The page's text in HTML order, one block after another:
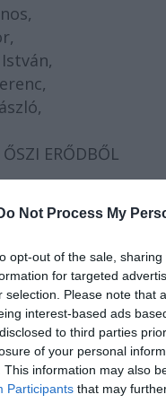
Not Process My
opt-out of the sale,
for targeted
selection. Please note that
interest-based ads
to third parties
of your personal
This information may also
Participants that may
ERŐDBŐL
BŰVÖLŐ
szöveg kollázs
Gyula,